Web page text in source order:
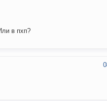
в пхп?